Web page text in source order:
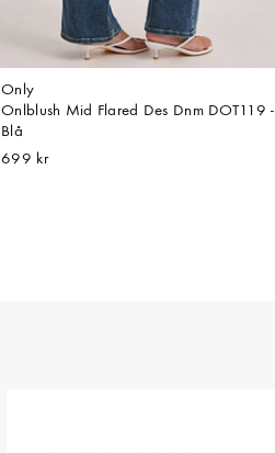
Only
Onlblush Mid Flared Des Dnm DOT119 -
Blå
699 kr